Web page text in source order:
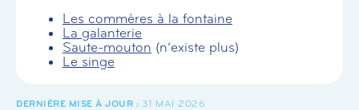
Les commères à la fontaine
La galanterie
Saute-mouton (n’existe plus)
Le singe
31 MAI 2026